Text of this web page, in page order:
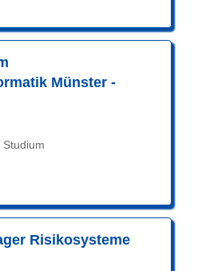
Münster -
Risikosysteme